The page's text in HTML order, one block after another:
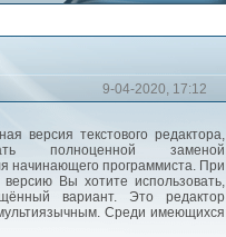
9-04-2020, 17:12
версия текстового редактора,
полноценной заменой
начинающего программиста. При
Вы хотите использовать,
вариант. Это редактор
Среди имеющихся